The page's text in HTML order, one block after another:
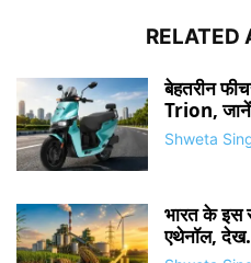
RELATED
बेहतरीन
Trion,
Shweta
भारत के इस
एथेनॉल,